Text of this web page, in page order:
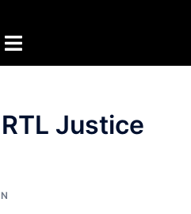
Menü
RTL Justice